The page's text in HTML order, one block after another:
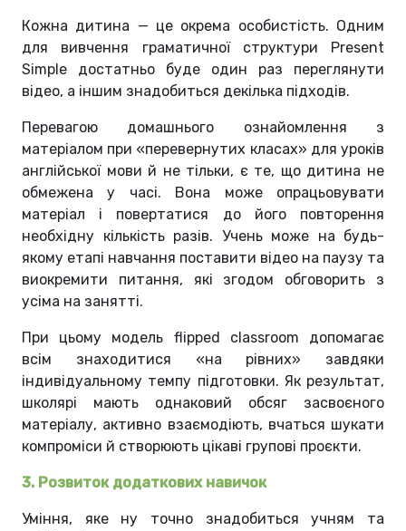
Кожна дитина — це окрема особистість. Одним
для вивчення граматичної структури Present
Simple достатньо буде один раз переглянути
відео, а іншим знадобиться декілька підходів.
Перевагою домашнього ознайомлення з
матеріалом при «перевернутих класах» для уроків
англійської мови й не тільки, є те, що дитина не
обмежена у часі. Вона може опрацьовувати
матеріал і повертатися до його повторення
необхідну кількість разів. Учень може на будь-
якому етапі навчання поставити відео на паузу та
виокремити питання, які згодом обговорить з
усіма на занятті.
При цьому модель flipped classroom допомагає
всім знаходитися «на рівних» завдяки
індивідуальному темпу підготовки. Як результат,
школярі мають однаковий обсяг засвоєного
матеріалу, активно взаємодіють, вчаться шукати
компроміси й створюють цікаві групові проєкти.
3. Розвиток додаткових навичок
Уміння, яке ну точно знадобиться учням та